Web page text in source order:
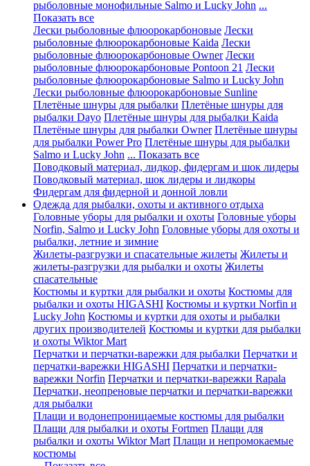
рыболовные монофильные Salmo и Lucky John ...
Показать все
Лески рыболовные флюорокарбоновые Лески
рыболовные флюорокарбоновые Kaida Лески
рыболовные флюорокарбоновые Owner Лески
рыболовные флюорокарбоновые Pontoon 21 Лески
рыболовные флюорокарбоновые Salmo и Lucky John
Лески рыболовные флюорокарбоновые Sunline
Плетёные шнуры для рыбалки Плетёные шнуры для
рыбалки Dayo Плетёные шнуры для рыбалки Kaida
Плетёные шнуры для рыбалки Owner Плетёные шнуры
для рыбалки Power Pro Плетёные шнуры для рыбалки
Salmo и Lucky John ... Показать все
Поводковый материал, лидкор, фидергам и шок лидеры
Поводковый материал, шок лидеры и лидкоры
Фидергам для фидерной и донной ловли
Одежда для рыбалки, охоты и активного отдыха
Головные уборы для рыбалки и охоты Головные уборы
Norfin, Salmo и Lucky John Головные уборы для охоты и
рыбалки, летние и зимние
Жилеты-разгрузки и спасательные жилеты Жилеты и
жилеты-разгрузки для рыбалки и охоты Жилеты
спасательные
Костюмы и куртки для рыбалки и охоты Костюмы для
рыбалки и охоты HIGASHI Костюмы и куртки Norfin и
Lucky John Костюмы и куртки для охоты и рыбалки
других производителей Костюмы и куртки для рыбалки
и охоты Wiktor Mart
Перчатки и перчатки-варежки для рыбалки Перчатки и
перчатки-варежки HIGASHI Перчатки и перчатки-
варежки Norfin Перчатки и перчатки-варежки Rapala
Перчатки, неопреновые перчатки и перчатки-варежки
для рыбалки
Плащи и водонепроницаемые костюмы для рыбалки
Плащи для рыбалки и охоты Fortmen Плащи для
рыбалки и охоты Wiktor Mart Плащи и непромокаемые
костюмы